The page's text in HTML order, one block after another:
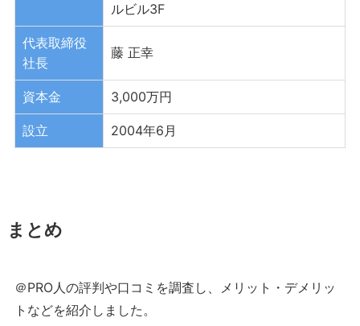
ルビル3F
代表取締役
社長
藤 正幸
資本金 3,000万円
設立 2004年6月
まとめ
＠PRO人の評判や口コミを調査し、メリット・デメリッ
トなどを紹介しました。